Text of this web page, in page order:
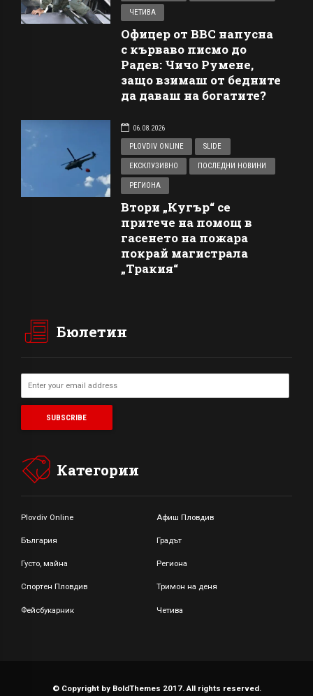
ЧЕТИВА
Офицер от ВВС напусна
с кърваво писмо до
Радев: Чичо Румене,
защо взимаш от бедните
да даваш на богатите?
06.08.2026
PLOVDIV ONLINE
SLIDE
ЕКСКЛУЗИВНО ПОСЛЕДНИ НОВИНИ
РЕГИОНА
Втори „Кугър“ се
притече на помощ в
гасенето на пожара
покрай магистрала
„Тракия“
Бюлетин
Категории
Plovdiv Online Афиш Пловдив
България Градът
Густо, майна Региона
Спортен Пловдив Тримон на деня
Фейсбукарник Четива
© Copyright by BoldThemes 2017. All rights reserved.